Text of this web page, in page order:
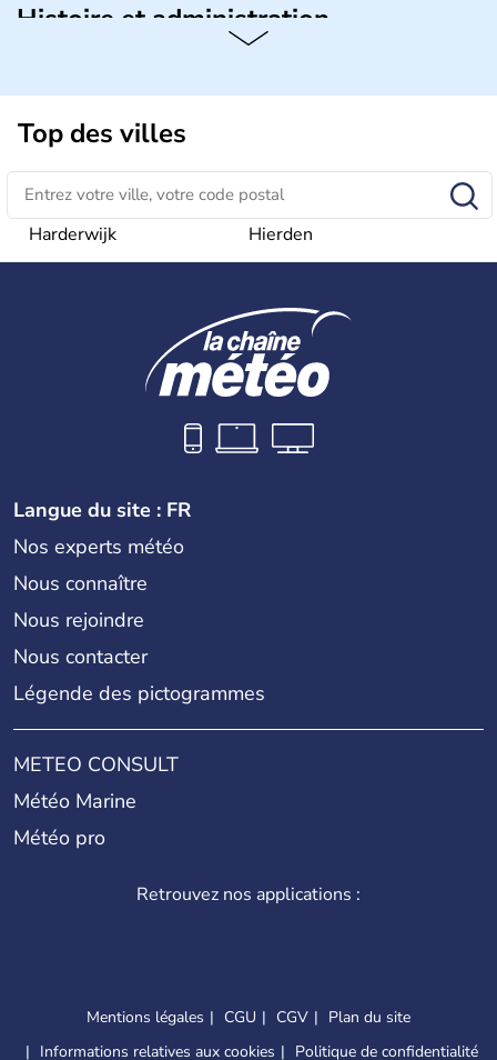
Histoire et administration
D'autres villes jouissent d'une grande importance,
Rotterdam pour le trafic commercial, et La Haye pour son
rôle dans la construction européenne. Le pays est
représenté par le Roi Willem-Alexander.depuis le 30
avril 2013.
Top des villes
Harderwijk Hierden
Langue du site : FR
Nos experts météo
Nous connaître
Nous rejoindre
Nous contacter
Légende des pictogrammes
METEO CONSULT
Météo Marine
Météo pro
Retrouvez nos applications :
Mentions légales CGU CGV
Plan du site
Informations relatives aux cookies
Politique de confidentialité